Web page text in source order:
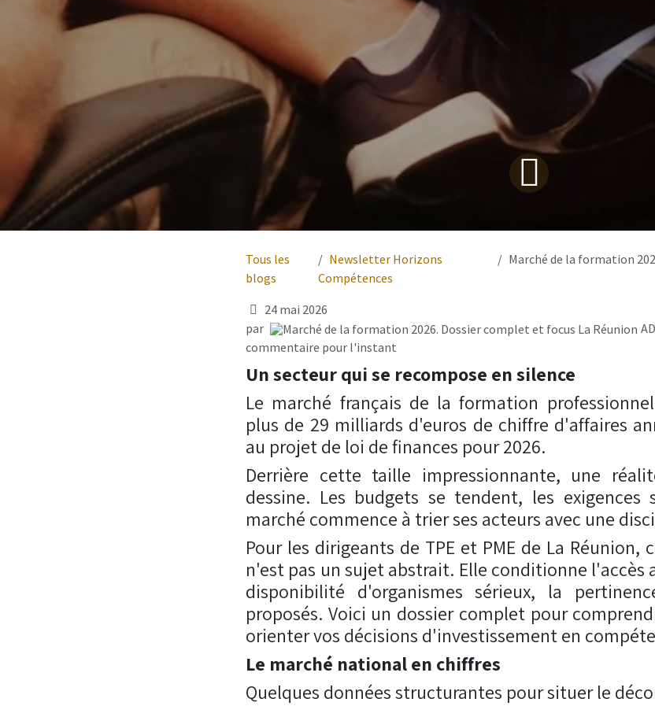
Tous les
blogs
Newsletter Horizons
Compétences
Marché de la formation 2026.
24 mai 2026
par
commentaire pour l'instant
Un secteur qui se recompose en silence
Le marché français de la formation
plus de 29 milliards d'euros de chiffre d'affaires
au projet de loi de finances pour 2026.
Derrière cette taille impressionnante, une
dessine. Les budgets se tendent, les
marché commence à trier ses acteurs avec une
Pour les dirigeants de TPE et PME de La
n'est pas un sujet abstrait. Elle conditionne l'accès
disponibilité d'organismes sérieux, la
proposés. Voici un dossier complet pour
orienter vos décisions d'investissement en
Le marché national en chiffres
Quelques données structurantes pour situer le